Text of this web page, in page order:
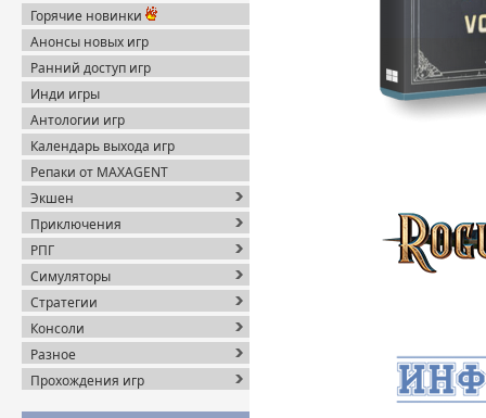
Горячие новинки
Анонсы новых игр
Ранний доступ игр
Инди игры
Антологии игр
Календарь выхода игр
Репаки от MAXAGENT
Экшен
Приключения
РПГ
Симуляторы
Стратегии
Консоли
Разное
Прохождения игр